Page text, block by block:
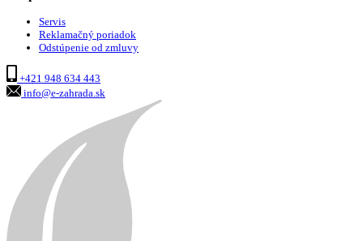
Servis
Reklamačný poriadok
Odstúpenie od zmluvy
+421 948 634 443
info@e-zahrada.sk